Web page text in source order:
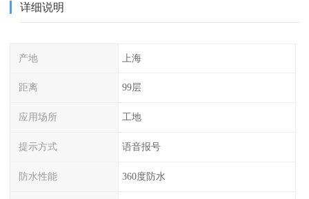
详细说明
产地 上海
距离 99层
应用场所 工地
提示方式 语音报号
防水性能 360度防水